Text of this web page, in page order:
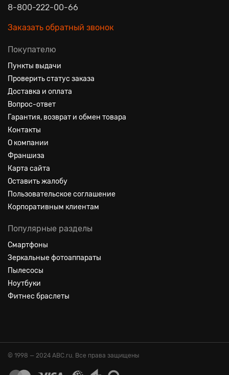
8-800-222-00-66
Заказать обратный звонок
Покупателю
Пункты выдачи
Проверить статус заказа
Доставка и оплата
Вопрос-ответ
Гарантия, возврат и обмен товара
Контакты
О компании
Франшиза
Карта сайта
Оставить жалобу
Пользовательское соглашение
Корпоративным клиентам
Популярные разделы
Смартфоны
Зеркальные фотоаппараты
Пылесосы
Ноутбуки
Фитнес браслеты
© 1998 — 2024 ABC.ru. Все права защищены